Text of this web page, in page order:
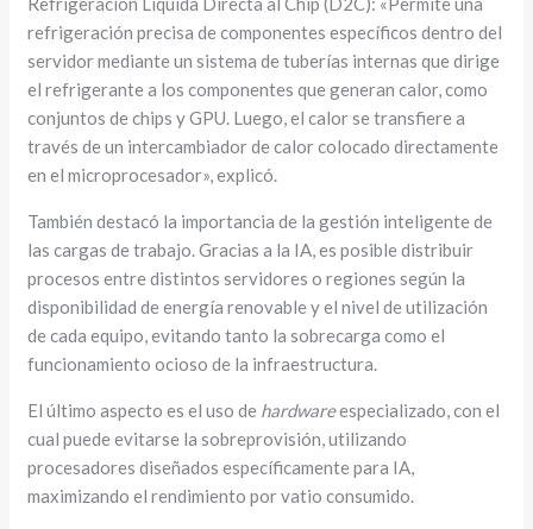
refrigeración precisa de componentes específicos dentro del
servidor mediante un sistema de tuberías internas que dirige
el refrigerante a los componentes que generan calor, como
conjuntos de chips y GPU. Luego, el calor se transfiere a
través de un intercambiador de calor colocado directamente
en el microprocesador», explicó.
También destacó la importancia de la gestión inteligente de
las cargas de trabajo. Gracias a la IA, es posible distribuir
procesos entre distintos servidores o regiones según la
disponibilidad de energía renovable y el nivel de utilización
de cada equipo, evitando tanto la sobrecarga como el
funcionamiento ocioso de la infraestructura.
El último aspecto es el uso de hardwareespecializado, con el
cual puede evitarse la sobreprovisión, utilizando
procesadores diseñados específicamente para IA,
maximizando el rendimiento por vatio consumido.